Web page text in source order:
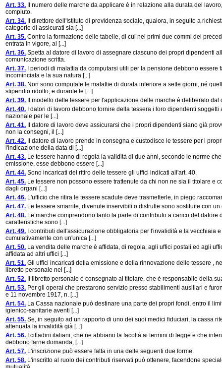
Art. 33. Il numero delle marche da applicare è in relazione alla durata del
compiuto.
Art. 34. Il direttore dell'Istituto di previdenza sociale, qualora, in seguito a
categorie di assicurati sia [...]
Art. 35. Contro la formazione delle tabelle, di cui nei primi due commi del
entrata in vigore, al [...]
Art. 36. Spetta al datore di lavoro di assegnare ciascuno dei propri dipendenti
comunicazione scritta.
Art. 37. I periodi di malattia da computarsi utili per la pensione debbono
incominciata e la sua natura [...]
Art. 38. Non sono computate le malattie di durata inferiore a sette giorni, né
stipendio ridotto, e durante le [...]
Art. 39. Il modello delle tessere per l'applicazione delle marche è deliberato
Art. 40. I datori di lavoro debbono fornire della tessera i loro dipendenti
nazionale per le [...]
Art. 41. Il datore di lavoro deve assicurarsi che i propri dipendenti siano già
non la consegni, il [...]
Art. 42. Il datore di lavoro prende in consegna e custodisce le tessere per i
l'indicazione della data di [...]
Art. 43. Le tessere hanno di regola la validità di due anni, secondo le norme
emissione, esse debbono essere [...]
Art. 44. Sono incaricati del ritiro delle tessere gli uffici indicati all'art. 40.
Art. 45. Le tessere non possono essere trattenute da chi non ne sia il titolare
dagli organi [...]
Art. 46. L'ufficio che ritira le tessere scadute deve trasmetterle, in piego
Art. 47. Le tessere smarrite, divenute inservibili o distrutte sono sostituite con
Art. 48. Le marche comprendono tanto la parte di contributo a carico del
caratteristiche sono [...]
Art. 49. I contributi dell'assicurazione obbligatoria per l'invalidità e la
cumulativamente con un'unica [...]
Art. 50. La vendita delle marche è affidata, di regola, agli uffici postali ed agli
affidata ad altri uffici [...]
Art. 51. Gli uffici incaricati della emissione e della rinnovazione delle tessere ,
libretto personale nel [...]
Art. 52. Il libretto personale è consegnato al titolare, che è responsabile della
Art. 53. Per gli operai che prestarono servizio presso stabilimenti ausiliari e
e 11 novembre 1917, n. [...]
Art. 54. La Cassa nazionale può destinare una parte dei propri fondi, entro il
igienico-sanitarie aventi [...]
Art. 55. Se, in seguito ad un rapporto di uno dei suoi medici fiduciari, la cassa
attenuata la invalidità già [...]
Art. 56. I cittadini italiani, che ne abbiano la facoltà ai termini di legge e che
debbono farne domanda, [...]
Art. 57. L'inscrizione può essere fatta in una delle seguenti due forme:
Art. 58. L'inscritto al ruolo dei contributi riservati può ottenere, facendone